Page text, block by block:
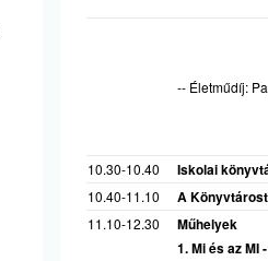
-- Életműdíj:
10.30-10.40 Iskolai
10.40-11.10 A
11.10-12.30
Műhelyek
1. Mi és az